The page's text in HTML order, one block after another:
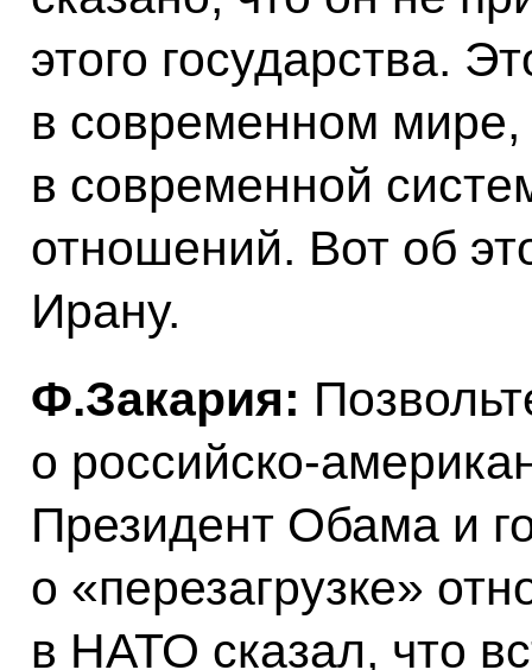
этого государства.
в современном
в современной
отношений. Вот об
Ирану.
Ф.Закария:
о российско-
Президент Обама и
о «перезагрузке»
в НАТО сказал, что